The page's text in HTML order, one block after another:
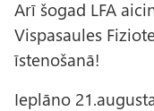
Arī šogad LFA
Vispasaules
īstenošanā!
Ieplāno